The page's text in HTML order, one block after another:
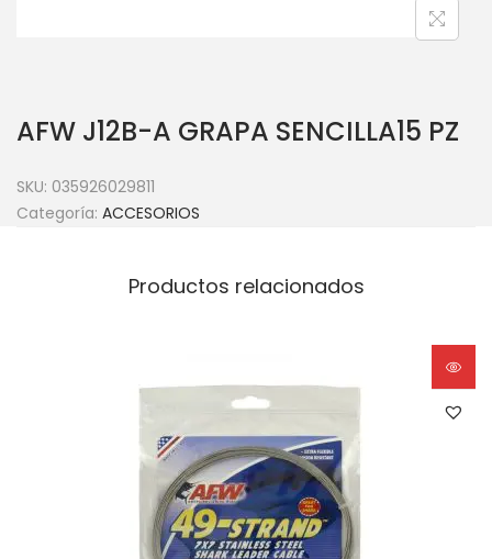
AFW J12B-A GRAPA SENCILLA15 PZ
SKU: 035926029811
Categoría: ACCESORIOS
Productos relacionados